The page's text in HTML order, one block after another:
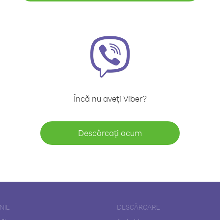
Încă nu aveți Viber?
Descărcați acum
DESCĂRCARE